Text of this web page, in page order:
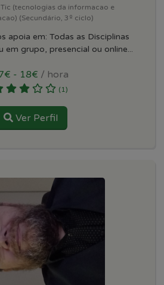
(tecnologias da informacao e
(Secundário, 3º ciclo)
apoia em: Todas as Disciplinas
em grupo, presencial ou online...
- 18€ / hora
(1)
Ver Perfil